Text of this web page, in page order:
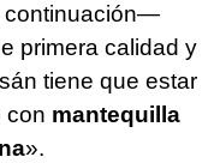
continuación—
primera calidad y
tiene que estar
con mantequilla
».